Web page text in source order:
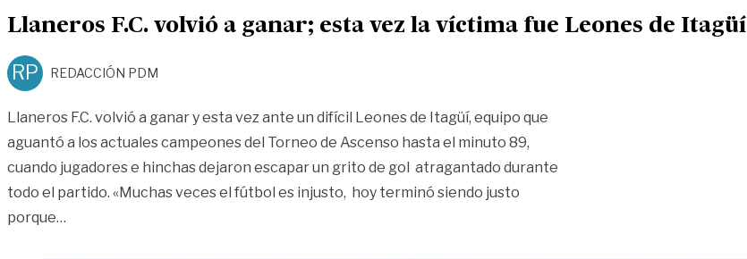
Llaneros F.C. volvió a ganar; esta vez la víctima fue Leones de Itagüí
RP REDACCIÓN PDM
Llaneros F.C. volvió a ganar y esta vez ante un difícil Leones de Itagüí, equipo que
aguantó a los actuales campeones del Torneo de Ascenso hasta el minuto 89,
cuando jugadores e hinchas dejaron escapar un grito de gol atragantado durante
todo el partido. «Muchas veces el fútbol es injusto, hoy terminó siendo justo
porque…